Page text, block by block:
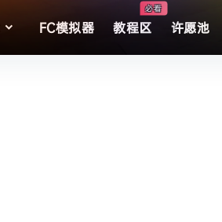
FC模拟器 教程区
必看
许愿池